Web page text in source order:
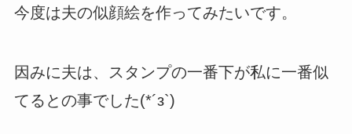
今度は夫の似顔絵を作ってみたいです。
因みに夫は、スタンプの一番下が私に一番似
てるとの事でした(*´з`)